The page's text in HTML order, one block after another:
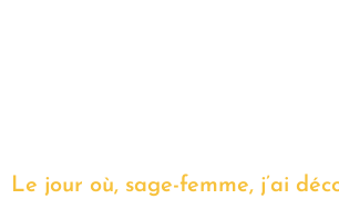
Le jour où, sage-femme, j’ai